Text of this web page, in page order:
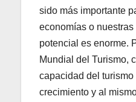
sido más importante
economías o
potencial es enorme.
Mundial del Turismo,
capacidad del turismo
crecimiento y al